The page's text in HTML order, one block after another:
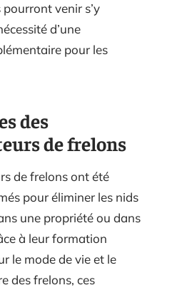
venir s’y
d’une
pour les
des
de frelons
de frelons ont été
pour éliminer les nids
une propriété ou dans
à leur formation
le mode de vie et le
des frelons, ces